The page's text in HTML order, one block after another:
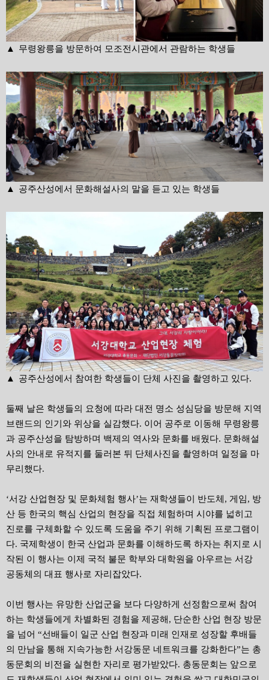
▲ 무령왕릉을 방문하여 모조전시관에서 관람하는 학생들
▲ 공주산성에서 문화해설사의 말을 듣고 있는 학생들
▲ 공주산성에서 참여한 학생들이 단체 사진을 촬영하고 있다.
둘째 날은 학생들의 요청에 따라 대전 명소 성심당을 방문해 지역
브랜드의 인기와 위상을 실감했다. 이어 공주로 이동해 무령왕릉
과 공주산성을 탐방하며 백제의 역사와 문화를 배웠다. 문화해설
사의 안내로 유적지를 둘러본 뒤 단체사진을 촬영하며 일정을 마
무리했다.
‘서강 산업현장 및 문화체험 행사’는 재학생들이 반도체, 게임, 방
산 등 한국의 핵심 산업의 현장을 직접 체험하며 시야를 넓히고
진로를 구체화할 수 있도록 도움을 주기 위해 기획된 프로그램이
다. 국제학생이 한국 산업과 문화를 이해하도록 하자는 취지로 시
작된 이 행사는 이제 국적 불문 학부와 대학원을 아우르는 서강
공동체의 대표 행사로 자리잡았다.
이번 행사는 유망한 산업군을 보다 다양하게 선정함으로써 참여
하는 학생들에게 차별화된 경험을 제공해, 단순한 산업 현장 방문
을 넘어 “선배들이 일군 산업 현장과 미래 인재로 성장할 후배들
의 만남을 통해 지속가능한 서강동문 네트워크를 강화한다”는 총
동문회의 비전을 실현한 자리로 평가받았다. 총동문회는 앞으로